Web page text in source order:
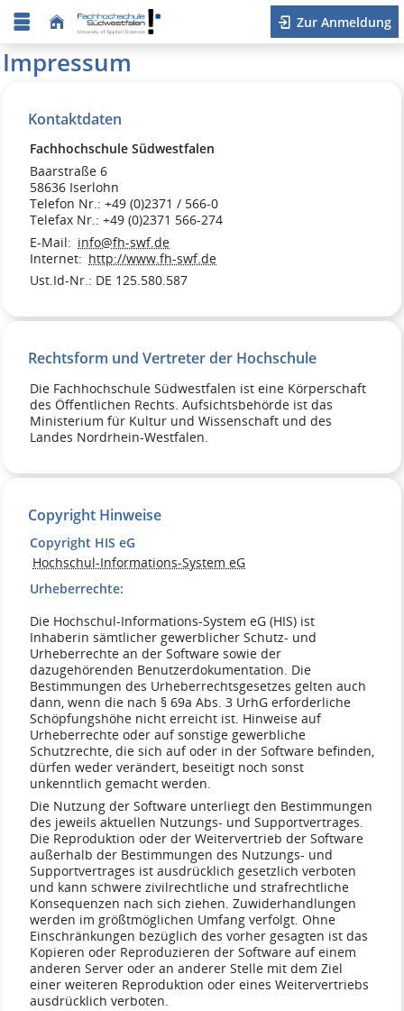
Zur Anmeldung
Impressum
Kontaktdaten
Fachhochschule Südwestfalen
Baarstraße 6
58636 Iserlohn
Telefon Nr.: +49 (0)2371 / 566-0
Telefax Nr.: +49 (0)2371 566-274
E-Mail: info@fh-swf.de
Internet: http://www.fh-swf.de
Ust.Id-Nr.: DE 125.580.587
Rechtsform und Vertreter der Hochschule
Die Fachhochschule Südwestfalen ist eine Körperschaft
des Öffentlichen Rechts. Aufsichtsbehörde ist das
Ministerium für Kultur und Wissenschaft und des
Landes Nordrhein-Westfalen.
Copyright Hinweise
Copyright HIS eG
Hochschul-Informations-System eG
Urheberrechte:
Die Hochschul-Informations-System eG (HIS) ist
Inhaberin sämtlicher gewerblicher Schutz- und
Urheberrechte an der Software sowie der
dazugehörenden Benutzerdokumentation. Die
Bestimmungen des Urheberrechtsgesetzes gelten auch
dann, wenn die nach § 69a Abs. 3 UrhG erforderliche
Schöpfungshöhe nicht erreicht ist. Hinweise auf
Urheberrechte oder auf sonstige gewerbliche
Schutzrechte, die sich auf oder in der Software befinden,
dürfen weder verändert, beseitigt noch sonst
unkenntlich gemacht werden.
Die Nutzung der Software unterliegt den Bestimmungen
des jeweils aktuellen Nutzungs- und Supportvertrages.
Die Reproduktion oder der Weitervertrieb der Software
außerhalb der Bestimmungen des Nutzungs- und
Supportvertrages ist ausdrücklich gesetzlich verboten
und kann schwere zivilrechtliche und strafrechtliche
Konsequenzen nach sich ziehen. Zuwiderhandlungen
werden im größtmöglichen Umfang verfolgt. Ohne
Einschränkungen bezüglich des vorher gesagten ist das
Kopieren oder Reproduzieren der Software auf einem
anderen Server oder an anderer Stelle mit dem Ziel
einer weiteren Reproduktion oder eines Weitervertriebs
ausdrücklich verboten.